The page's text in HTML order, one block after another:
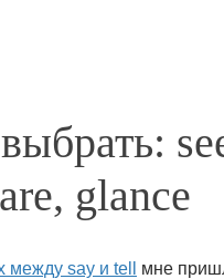
glance
между say и tell
мне